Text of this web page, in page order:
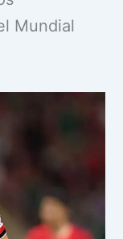
Mundial